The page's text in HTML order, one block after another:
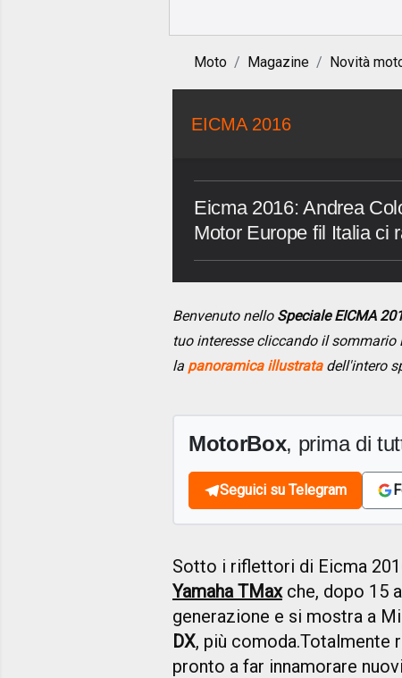
Moto Magazine Novità
EICMA 2016
Eicma 2016: Andrea
Motor Europe fil Italia ci
Benvenuto nello Speciale EICMA
tuo interesse cliccando il sommario
la panoramica illustratadell'intero
MotorBox, prima di
Seguici su Telegram
Sotto i riflettori di Eicma
Yamaha TMaxche, dopo 15
generazione e si mostra a
DX, più comoda.Totalmente
pronto a far innamorare